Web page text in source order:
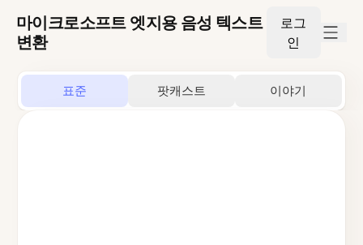
마이크로소프트 엣지용 음성 텍스트
변환
로그
인
표준 팟캐스트 이야기